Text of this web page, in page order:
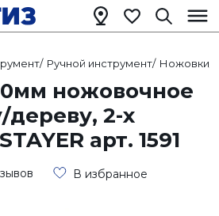
/ Ручной инструмент/ Ножовки
ножовочное
2-х
арт. 1591
В избранное